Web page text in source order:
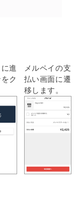
進
ク
メルペイの支
払い画面に遷
移します。